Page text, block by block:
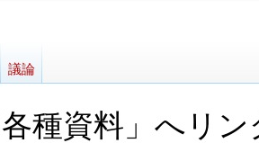
各種資料」へリ
議論